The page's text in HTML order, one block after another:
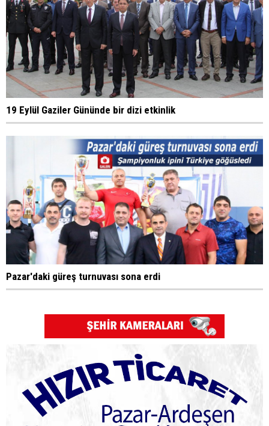
19 Eylül Gaziler Gününde bir dizi etkinlik
Pazar'daki güreş turnuvası sona erdi